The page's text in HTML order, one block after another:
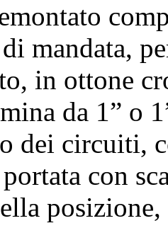
mandata,
in ottone
da 1” o
dei circuiti,
con